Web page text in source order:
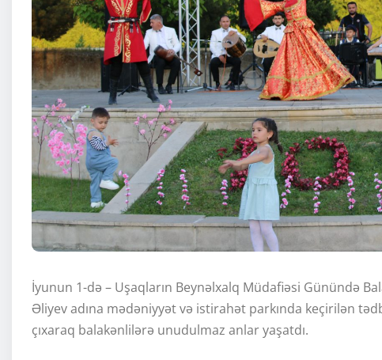
İyunun 1-də – Uşaqların Beynəlxalq Müdafiəsi Günündə
Əliyev adına mədəniyyət və istirahət parkında keçirilən
çıxaraq balakənlilərə unudulmaz anlar yaşatdı.